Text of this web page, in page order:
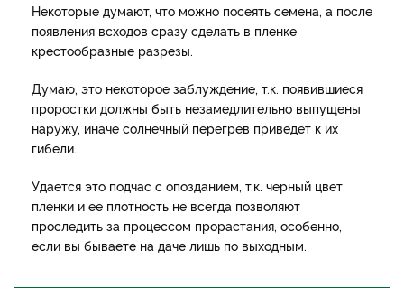
Некоторые думают, что можно посеять семена, а после
появления всходов сразу сделать в пленке
крестообразные разрезы.
Думаю, это некоторое заблуждение, т.к. появившиеся
проростки должны быть незамедлительно выпущены
наружу, иначе солнечный перегрев приведет к их
гибели.
Удается это подчас с опозданием, т.к. черный цвет
пленки и ее плотность не всегда позволяют
проследить за процессом прорастания, особенно,
если вы бываете на даче лишь по выходным.